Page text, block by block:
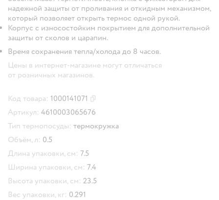
надежной защиты от проливания и откидным механизмом,
который позволяет открыть термос одной рукой.
Корпус с износостойким покрытием для дополнительной
защиты от сколов и царапин.
Время сохранения тепла/холода до 8 часов.
Цены в интернет-магазине могут отличаться
от розничных магазинов.
Код товара: 1000141071
Артикул: 4610003065676
Тип термопосуды: термокружка
Объём, л: 0.5
Длина упаковки, см: 7.5
Ширина упаковки, см: 7.4
Высота упаковки, см: 23.5
Вес упаковки, кг: 0.291